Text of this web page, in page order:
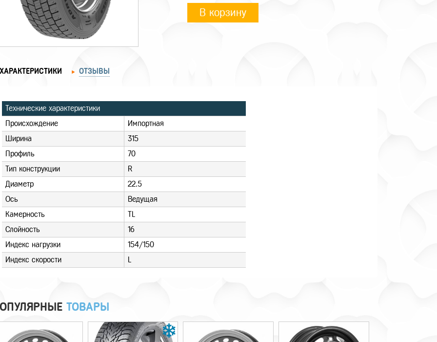
В корзину
ХАРАКТЕРИСТИКИ ОТЗЫВЫ
Технические характеристики
Происхождение
Импортная
Ширина
315
Профиль
70
Тип конструкции
R
Диаметр
22.5
Ось
Ведущая
Камерность
TL
Слойность
16
Индекс нагрузки
154/150
Индекс скорости
L
ТОВАРЫ